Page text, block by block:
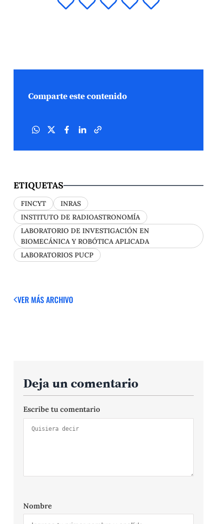
Comparte este contenido
ETIQUETAS
FINCYT
INRAS
INSTITUTO DE RADIOASTRONOMÍA
LABORATORIO DE INVESTIGACIÓN EN
BIOMECÁNICA Y ROBÓTICA APLICADA
LABORATORIOS PUCP
VER MÁSARCHIVO
Deja un comentario
Escribe tu comentario
Nombre